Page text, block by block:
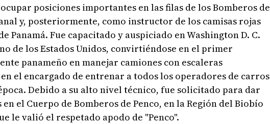
ocupar posiciones importantes en las filas de los Bomberos de
y, posteriormente, como instructor de los camisas rojas
Panamá. Fue capacitado y auspiciado en Washington D. C.
de los Estados Unidos, convirtiéndose en el primer
panameño en manejar camiones con escaleras
el encargado de entrenar a todos los operadores de carros
Debido a su alto nivel técnico, fue solicitado para dar
el Cuerpo de Bomberos de Penco, en la Región del Biobío
le valió el respetado apodo de "Penco".